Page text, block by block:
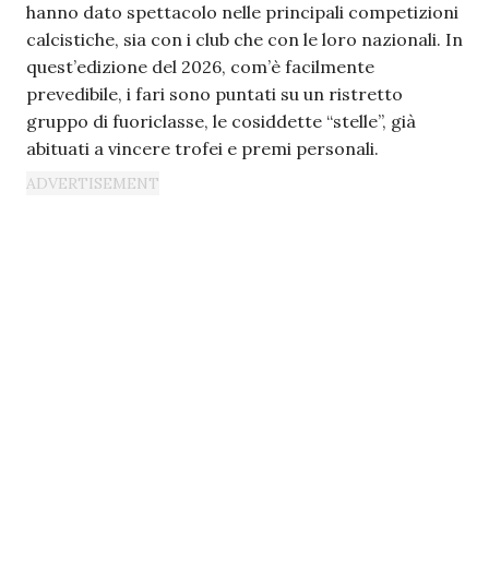
hanno dato spettacolo nelle principali competizioni
calcistiche, sia con i club che con le loro nazionali. In
quest’edizione del 2026, com’è facilmente
prevedibile, i fari sono puntati su un ristretto
gruppo di fuoriclasse, le cosiddette “stelle”, già
abituati a vincere trofei e premi personali.